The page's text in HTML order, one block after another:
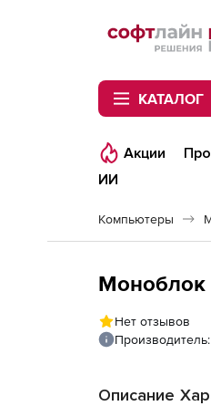
Softline
КАТАЛОГ
Акции
ИИ
Компьютеры
Моноблок
Нет отзывов
Производитель:
Описание